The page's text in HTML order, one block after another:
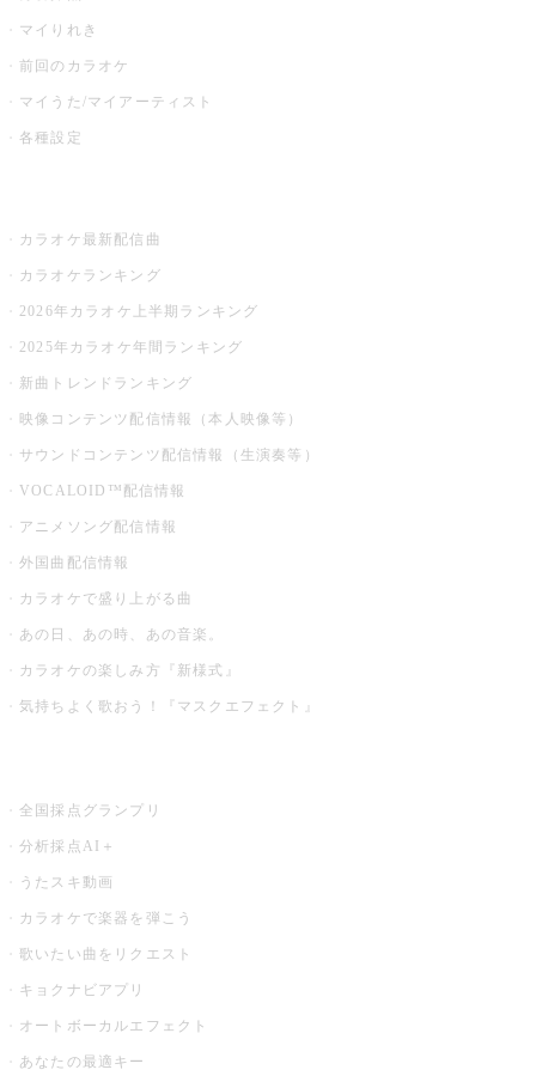
マイりれき
前回のカラオケ
マイうた/マイアーティスト
各種設定
カラオケ最新配信曲
カラオケランキング
2026年カラオケ上半期ランキング
2025年カラオケ年間ランキング
新曲トレンドランキング
映像コンテンツ配信情報（本人映像等）
サウンドコンテンツ配信情報（生演奏等）
VOCALOID™配信情報
アニメソング配信情報
外国曲配信情報
カラオケで盛り上がる曲
あの日、あの時、あの音楽。
カラオケの楽しみ方『新様式』
気持ちよく歌おう！『マスクエフェクト』
全国採点グランプリ
分析採点AI＋
うたスキ動画
カラオケで楽器を弾こう
歌いたい曲をリクエスト
キョクナビアプリ
オートボーカルエフェクト
あなたの最適キー